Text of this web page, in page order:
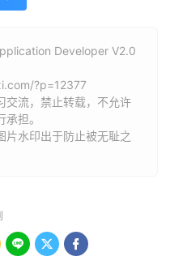
Developer V2.0
?p=12377
交流，禁止转载，不允许
担。
片水印出于防止被无耻之
  